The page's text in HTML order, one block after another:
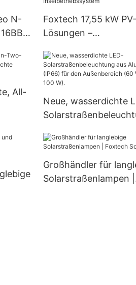
netzunabhängig –
Wechselrichter – 51,2V
Lithium-Batterie
N-
Foxtech 17,55 kW PV-
Lösungen –
Ecuador, Brasilien und
Kolumbien – 120-V-
Inselbetriebssystem
All-
Neue, wasserdichte
den Außenbereich (60
Großhändler für
Solarstraßenlampen |